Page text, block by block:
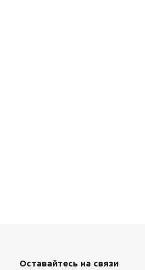
Оставайтесь на связи